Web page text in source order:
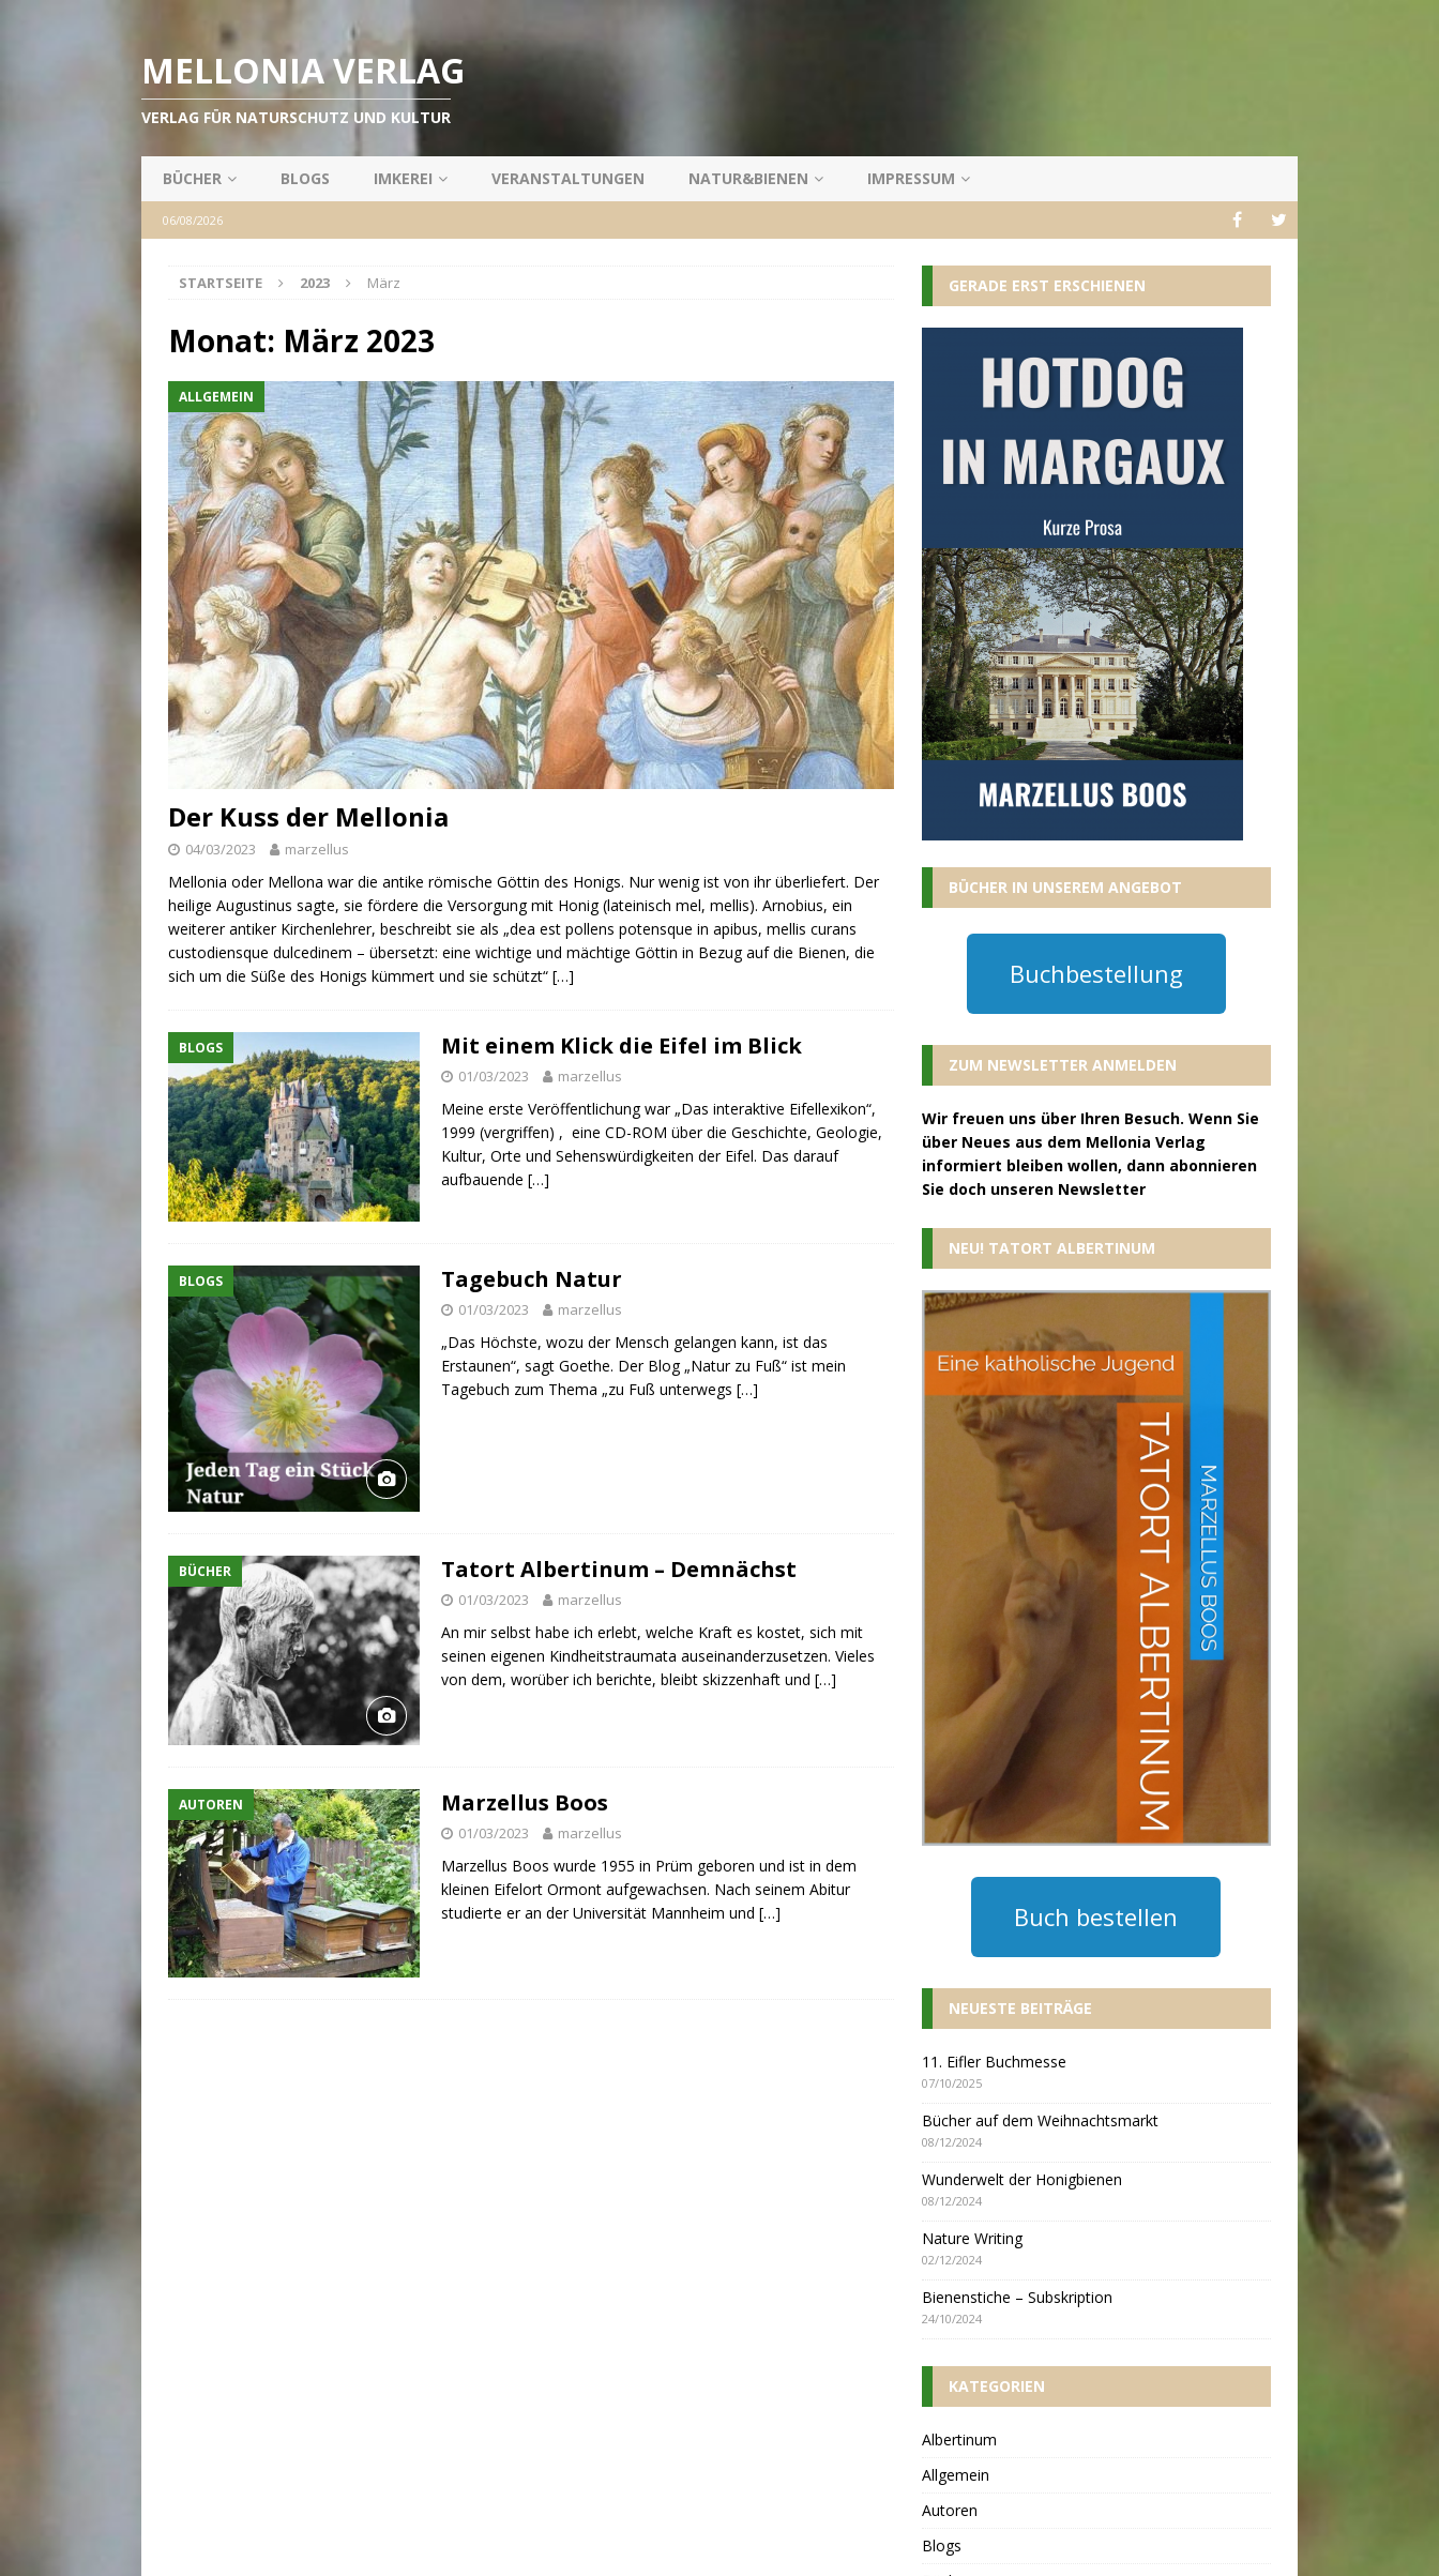
MELLONIA VERLAG
VERLAG FÜR NATURSCHUTZ UND KULTUR
BÜCHER BLOGS IMKEREI VERANSTALTUNGEN NATUR&BIENEN IMPRESSUM
06/08/2026
STARTSEITE 2023 März
Monat: März 2023
ALLGEMEIN
Der Kuss der Mellonia
04/03/2023 marzellus
Mellonia oder Mellona war die antike römische Göttin des Honigs. Nur wenig ist von ihr überliefert. Der
heilige Augustinus sagte, sie fördere die Versorgung mit Honig (lateinisch mel, mellis). Arnobius, ein
weiterer antiker Kirchenlehrer, beschreibt sie als „dea est pollens potensque in apibus, mellis curans
custodiensque dulcedinem – übersetzt: eine wichtige und mächtige Göttin in Bezug auf die Bienen, die
sich um die Süße des Honigs kümmert und sie schützt“ […]
BLOGS Mit einem Klick die Eifel im Blick
01/03/2023 marzellus
Meine erste Veröffentlichung war „Das interaktive Eifellexikon“,
1999 (vergriffen) , eine CD-ROM über die Geschichte, Geologie,
Kultur, Orte und Sehenswürdigkeiten der Eifel. Das darauf
aufbauende […]
BLOGS Tagebuch Natur
01/03/2023 marzellus
„Das Höchste, wozu der Mensch gelangen kann, ist das
Erstaunen“, sagt Goethe. Der Blog „Natur zu Fuß“ ist mein
Tagebuch zum Thema „zu Fuß unterwegs […]
BÜCHER Tatort Albertinum – Demnächst
01/03/2023 marzellus
An mir selbst habe ich erlebt, welche Kraft es kostet, sich mit
seinen eigenen Kindheitstraumata auseinanderzusetzen. Vieles
von dem, worüber ich berichte, bleibt skizzenhaft und […]
AUTOREN Marzellus Boos
01/03/2023 marzellus
Marzellus Boos wurde 1955 in Prüm geboren und ist in dem
kleinen Eifelort Ormont aufgewachsen. Nach seinem Abitur
studierte er an der Universität Mannheim und […]
GERADE ERST ERSCHIENEN
BÜCHER IN UNSEREM ANGEBOT
Buchbestellung
ZUM NEWSLETTER ANMELDEN
Wir freuen uns über Ihren Besuch. Wenn Sie
über Neues aus dem Mellonia Verlag
informiert bleiben wollen, dann abonnieren
Sie doch unseren Newsletter
NEU! TATORT ALBERTINUM
Buch bestellen
NEUESTE BEITRÄGE
11. Eifler Buchmesse
07/10/2025
Bücher auf dem Weihnachtsmarkt
08/12/2024
Wunderwelt der Honigbienen
08/12/2024
Nature Writing
02/12/2024
Bienenstiche – Subskription
24/10/2024
KATEGORIEN
Albertinum
Allgemein
Autoren
Blogs